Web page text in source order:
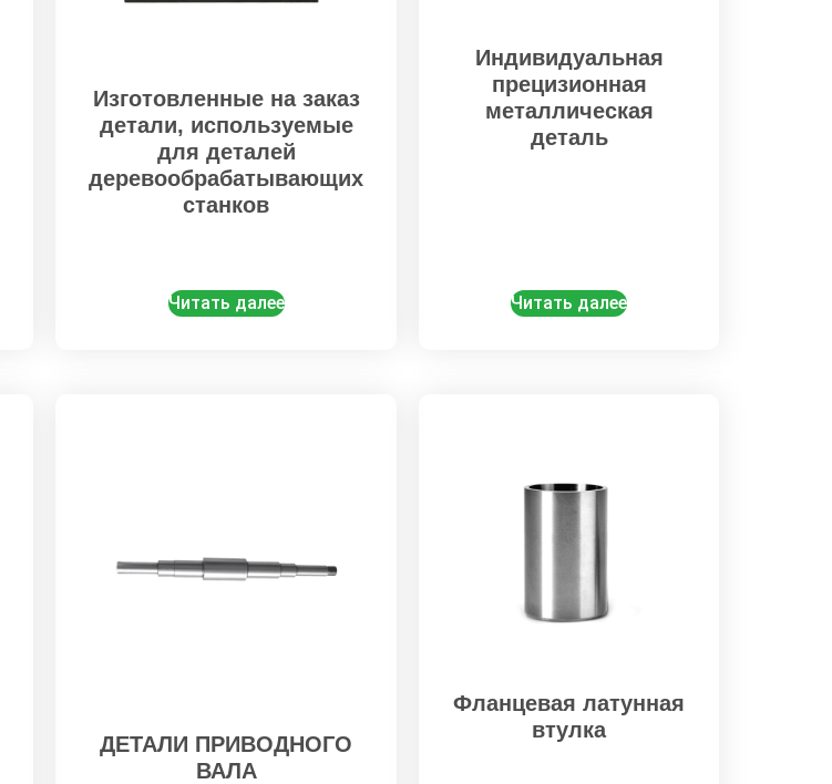
Изготовленные на заказ
детали, используемые
для деталей
деревообрабатывающих
станков
Читать далее
Индивидуальная
прецизионная
металлическая
деталь
Читать далее
ДЕТАЛИ ПРИВОДНОГО
ВАЛА
Фланцевая латунная
втулка